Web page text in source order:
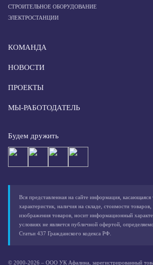
СТРОИТЕЛЬНОЕ ОБОРУДОВАНИЕ
ЭЛЕКТРОСТАНЦИИ
КОМАНДА
НОВОСТИ
ПРОЕКТЫ
МЫ-РАБОТОДАТЕЛЬ
Будем дружить
Вся представленная на сайте информация, касающаяся
характеристик, наличия на складе, стоимости
изображения товаров, носит информационный
условиях не является публичной офертой,
Статьи 437 Гражданского кодекса РФ.
© 2000-2026 – ООО УК Афалина, зарегистрированный